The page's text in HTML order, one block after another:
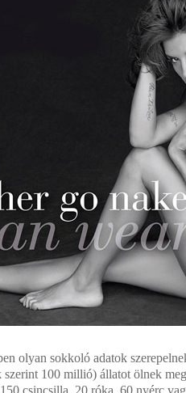
olyan sokkoló adatok
100 millió) állatot ölnek
csincsilla, 20 róka, 60 nyérc